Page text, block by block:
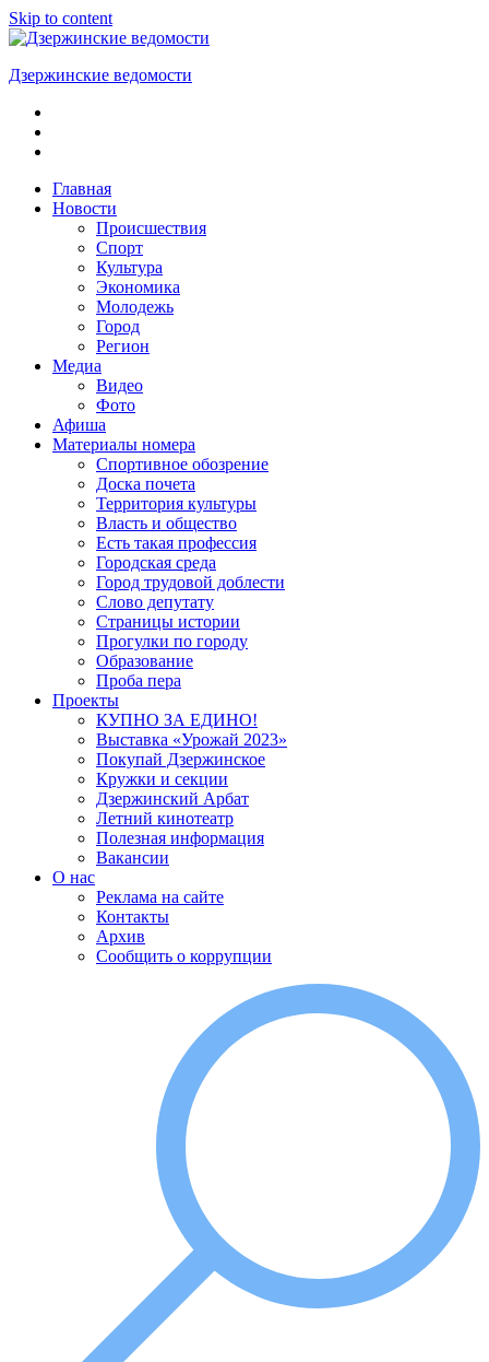
Skip to content
Дзержинские ведомости
ОБЩЕСТВЕННО-
ПОЛИТИЧЕСКАЯ
ГАЗЕТАГлавная
Новости
Происшествия
Спорт
Культура
Экономика
Молодежь
Город
Регион
Медиа
Видео
Фото
Афиша
Материалы номера
Спортивное обозрение
Доска почета
Территория культуры
Власть и общество
Есть такая профессия
Городская среда
Город трудовой доблести
Слово депутату
Страницы истории
Прогулки по городу
Образование
Проба пера
Проекты
КУПНО ЗА ЕДИНО!
Выставка «Урожай 2023»
Покупай Дзержинское
Кружки и секции
Дзержинский Арбат
Летний кинотеатр
Полезная информация
Вакансии
О нас
Реклама на сайте
Контакты
Архив
Сообщить о коррупции